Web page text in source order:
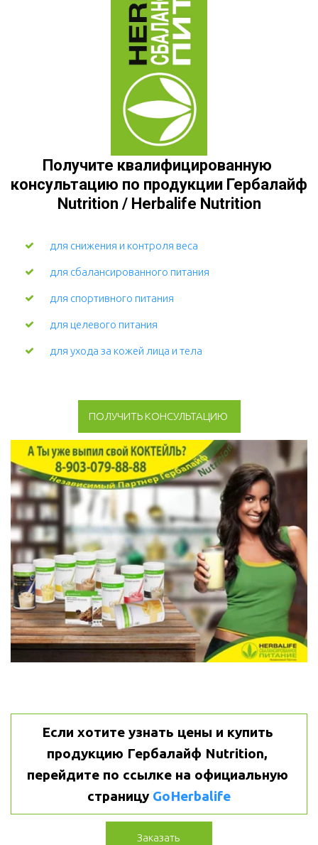
Получите квалифицированную
консультацию по продукции Гербалайф
Nutrition / Herbalife Nutrition
для снижения и контроля веса
для сбалансированного питания
для спортивного питания
для целевого питания
для ухода за кожей лица и тела
ПОЛУЧИТЬ КОНСУЛЬТАЦИЮ
Если хотите узнать цены и купить
продукцию Гербалайф Nutrition,
перейдите по ссылке на официальную
страницу GoHerbalife
Заказать